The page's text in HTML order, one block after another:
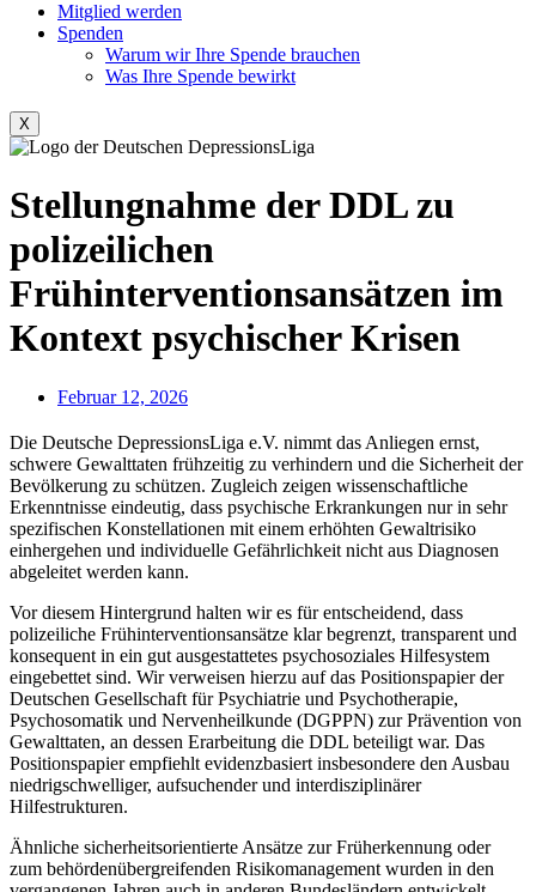
Mitglied werden
Spenden
Warum wir Ihre Spende brauchen
Was Ihre Spende bewirkt
X
Stellungnahme der DDL zu
polizeilichen
Frühinterventionsansätzen im
Kontext psychischer Krisen
Februar 12, 2026
Die Deutsche DepressionsLiga e.V. nimmt das Anliegen ernst,
schwere Gewalttaten frühzeitig zu verhindern und die Sicherheit der
Bevölkerung zu schützen. Zugleich zeigen wissenschaftliche
Erkenntnisse eindeutig, dass psychische Erkrankungen nur in sehr
spezifischen Konstellationen mit einem erhöhten Gewaltrisiko
einhergehen und individuelle Gefährlichkeit nicht aus Diagnosen
abgeleitet werden kann.
Vor diesem Hintergrund halten wir es für entscheidend, dass
polizeiliche Frühinterventionsansätze klar begrenzt, transparent und
konsequent in ein gut ausgestattetes psychosoziales Hilfesystem
eingebettet sind. Wir verweisen hierzu auf das Positionspapier der
Deutschen Gesellschaft für Psychiatrie und Psychotherapie,
Psychosomatik und Nervenheilkunde (DGPPN) zur Prävention von
Gewalttaten, an dessen Erarbeitung die DDL beteiligt war. Das
Positionspapier empfiehlt evidenzbasiert insbesondere den Ausbau
niedrigschwelliger, aufsuchender und interdisziplinärer
Hilfestrukturen.
Ähnliche sicherheitsorientierte Ansätze zur Früherkennung oder
zum behördenübergreifenden Risikomanagement wurden in den